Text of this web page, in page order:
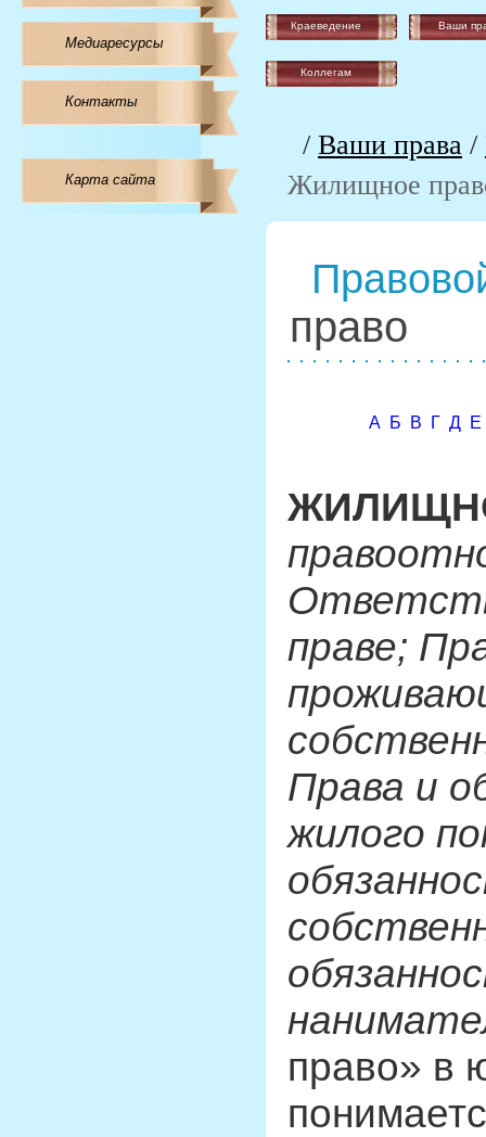
Медиаресурсы
Контакты
Карта сайта
Краеведение Ваши
Коллегам
/ Ваши права /
Жилищное
право
А Б В Г Д Е
праве;
Права и
жилого
право» в